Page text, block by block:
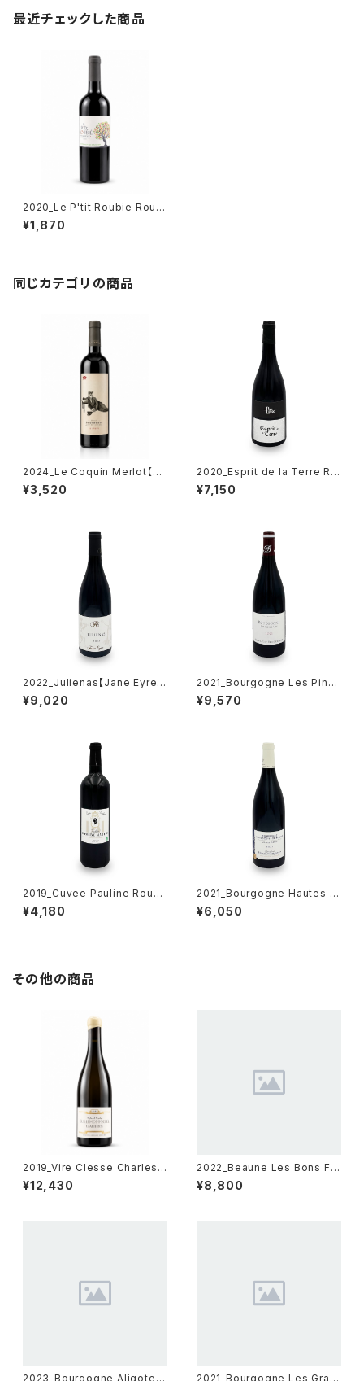
最近チェックした商品
2020_Le P'tit Roubie Roug
e【Petit Roubie】750ml
¥1,870
同じカテゴリの商品
2024_Le Coquin Merlot【D
omaine La Louviere】750m
l¥3,520
2020_Esprit de la Terre Ro
uge AOP Corse Sartene【P
ero Longo】750ml
¥7,150
2022_Julienas【Jane Eyre】
750ml
¥9,020
2021_Bourgogne Les Pinc
e Vin【D/Alain Burguet】750
ml
¥9,570
2019_Cuvee Pauline Roug
e AOP Ajaccio【Domaine M
artini】750ml
¥4,180
2021_Bourgogne Hautes C
otes de Beaune V. Vignes
Rouge【Sebastien Magnie
¥6,050
その他の商品
2019_Vire Clesse Charlest
on【Guillemot Michel】750
ml
¥12,430
2022_Beaune Les Bons Fe
uvres Rouge【Sebastien M
agnien】750ml
¥8,800
2023_Bourgogne Aligote
2021_Bourgogne Les Gran